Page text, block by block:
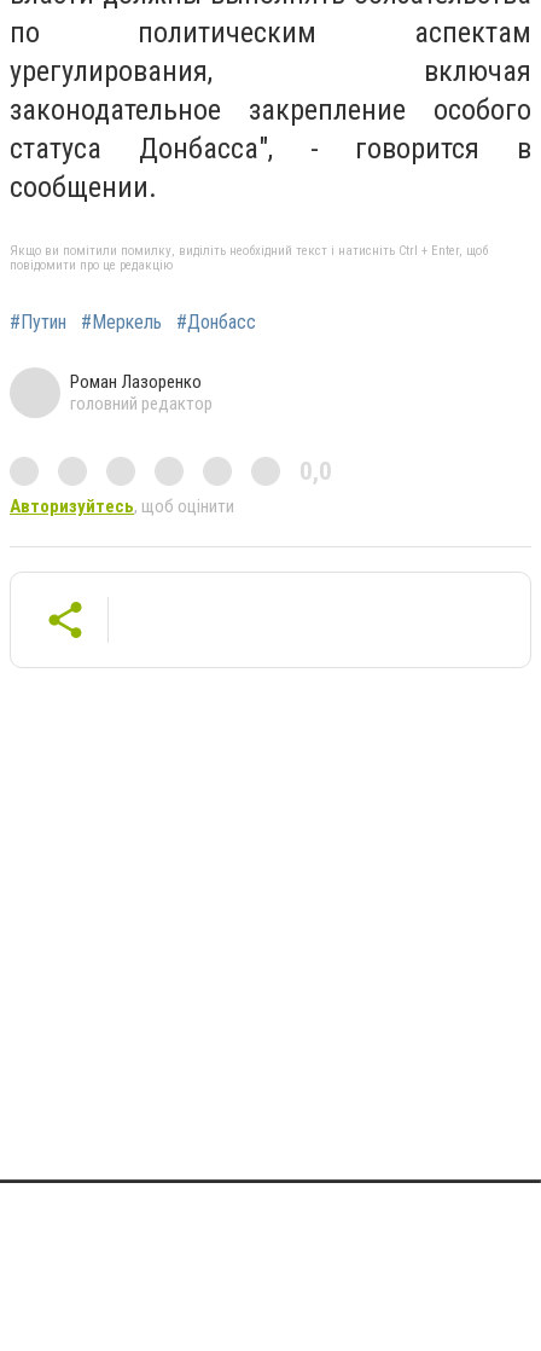
по политическим аспектам
урегулирования, включая
законодательное закрепление особого
статуса Донбасса", - говорится в
сообщении.
Якщо ви помітили помилку, виділіть необхідний текст і натисніть Ctrl + Enter, щоб
повідомити про це редакцію
#Путин #Меркель #Донбасс
Роман Лазоренко
головний редактор
0,0
Авторизуйтесь, щоб оцінити